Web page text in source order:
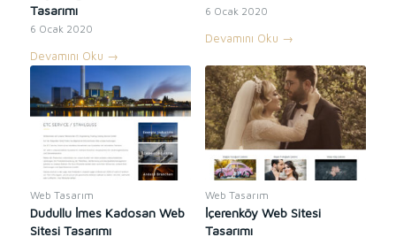
Tasarımı
6 Ocak 2020
Devamını Oku →
6 Ocak 2020
Devamını Oku →
Web Tasarım
Dudullu İmes Kadosan Web
Sitesi Tasarımı
Web Tasarım
İçerenköy Web Sitesi
Tasarımı